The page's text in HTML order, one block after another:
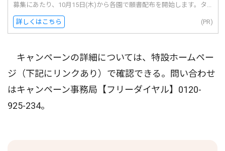
募集にあたり、10月15日(木)から各園で願書配布を開始します。タ...
詳しくはこちら (PR)
キャンペーンの詳細については、特設ホームペー
ジ（下記にリンクあり）で確認できる。問い合わせ
はキャンペーン事務局【フリーダイヤル】0120-
925-234。